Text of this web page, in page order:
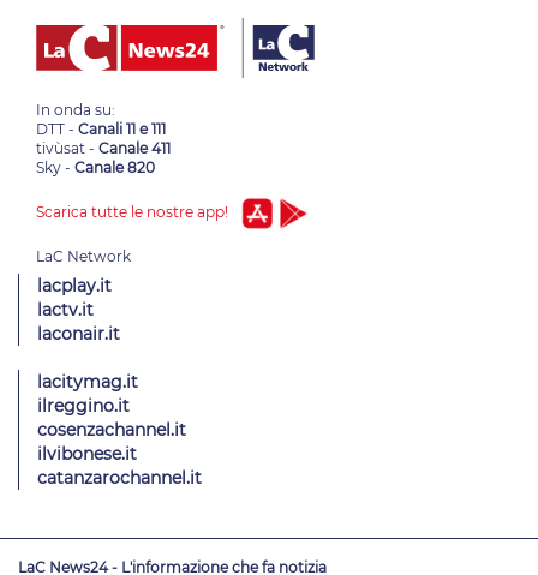
In onda su:
DTT - Canali 11 e 111
tivùsat - Canale 411
Sky - Canale 820
Scarica tutte le nostre app!
lacplay.it
lactv.it
laconair.it
lacitymag.it
ilreggino.it
cosenzachannel.it
ilvibonese.it
catanzarochannel.it
LaC News24 - L'informazione che fa notizia